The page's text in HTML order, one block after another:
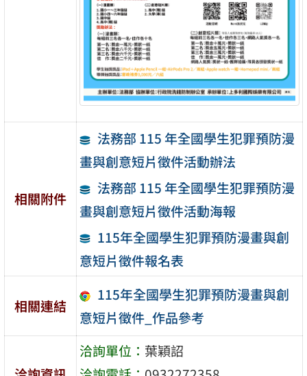
相關附件
法務部 115 年全國學生犯罪預防漫
畫與創意短片徵件活動辦法
法務部 115 年全國學生犯罪預防漫
畫與創意短片徵件活動海報
115年全國學生犯罪預防漫畫與創
意短片徵件報名表
相關連結
115年全國學生犯罪預防漫畫與創
意短片徵件_作品參考
洽詢單位： 葉穎詔